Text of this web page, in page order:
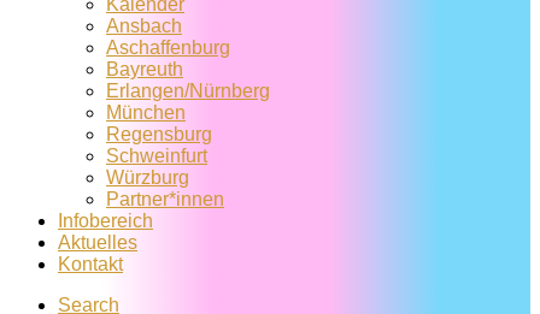
Kalender
Ansbach
Aschaffenburg
Bayreuth
Erlangen/Nürnberg
München
Regensburg
Schweinfurt
Würzburg
Partner*innen
Infobereich
Aktuelles
Kontakt
Search